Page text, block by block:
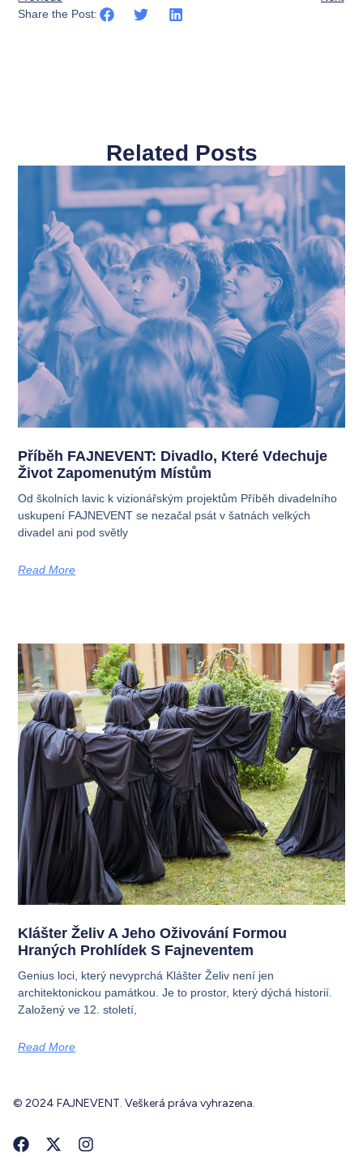
Share the Post:
Related Posts
Příběh FAJNEVENT: Divadlo, Které Vdechuje
Život Zapomenutým Místům
Od školních lavic k vizionářským projektům Příběh divadelního
uskupení FAJNEVENT se nezačal psát v šatnách velkých
divadel ani pod světly
Read More
Klášter Želiv A Jeho Oživování Formou
Hraných Prohlídek S Fajneventem
Genius loci, který nevyprchá Klášter Želiv není jen
architektonickou památkou. Je to prostor, který dýchá historií.
Založený ve 12. století,
Read More
© 2024 FAJNEVENT. Veškerá práva vyhrazena.